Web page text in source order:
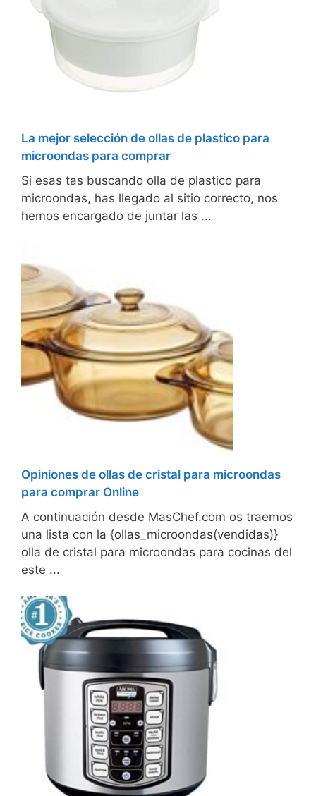
La mejor selección de ollas de plastico para
microondas para comprar
Si esas tas buscando olla de plastico para
microondas, has llegado al sitio correcto, nos
hemos encargado de juntar las ...
Opiniones de ollas de cristal para microondas
para comprar Online
A continuación desde MasChef.com os traemos
una lista con la {ollas_microondas(vendidas)}
olla de cristal para microondas para cocinas del
este ...